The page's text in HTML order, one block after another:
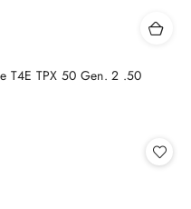
T4E TPX 50 Gen. 2 .50